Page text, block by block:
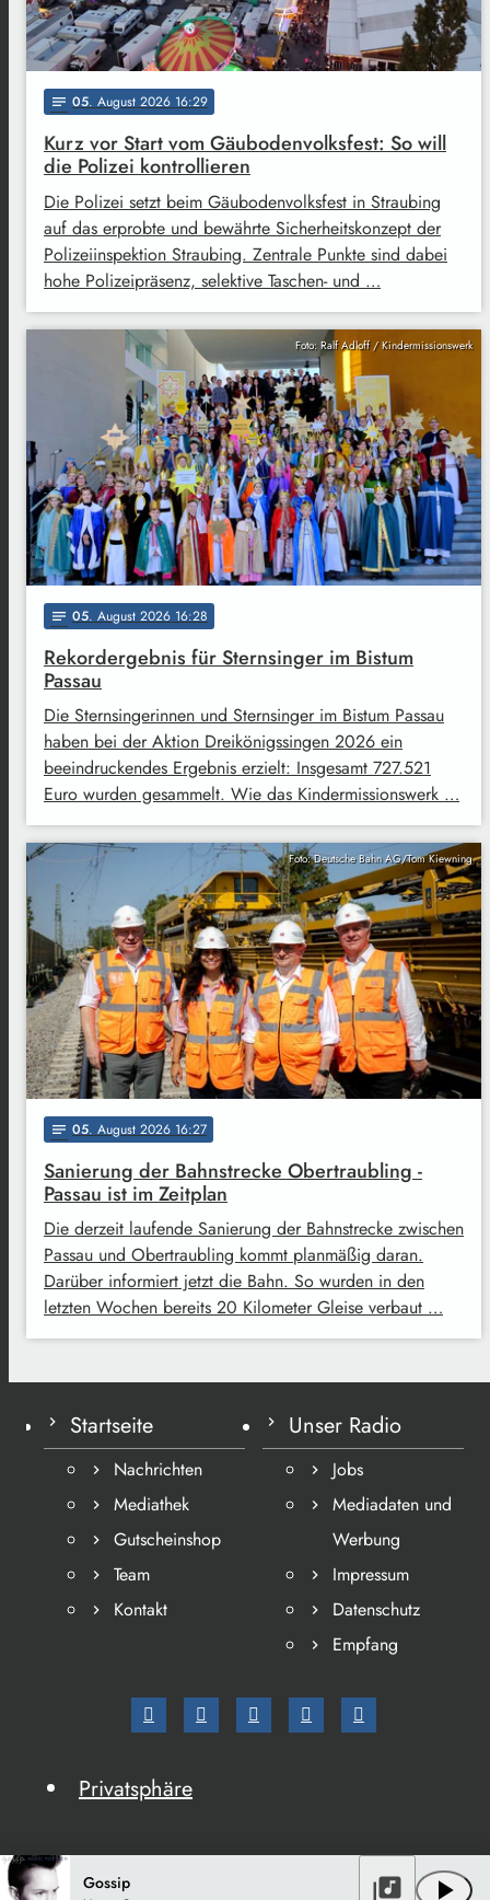
notes 05. August 2026 16:29
Kurz vor Start vom Gäubodenvolksfest: So will
die Polizei kontrollieren
Die Polizei setzt beim Gäubodenvolksfest in Straubing
auf das erprobte und bewährte Sicherheitskonzept der
Polizeiinspektion Straubing. Zentrale Punkte sind dabei
hohe Polizeipräsenz, selektive Taschen- und …
Foto: Ralf Adloff / Kindermissionswerk
notes 05. August 2026 16:28
Rekordergebnis für Sternsinger im Bistum
Passau
Die Sternsingerinnen und Sternsinger im Bistum Passau
haben bei der Aktion Dreikönigssingen 2026 ein
beeindruckendes Ergebnis erzielt: Insgesamt 727.521
Euro wurden gesammelt. Wie das Kindermissionswerk …
Foto: Deutsche Bahn AG/Tom Kiewning
notes 05. August 2026 16:27
Sanierung der Bahnstrecke Obertraubling -
Passau ist im Zeitplan
Die derzeit laufende Sanierung der Bahnstrecke zwischen
Passau und Obertraubling kommt planmäßig daran.
Darüber informiert jetzt die Bahn. So wurden in den
letzten Wochen bereits 20 Kilometer Gleise verbaut …
Startseite
Nachrichten
Mediathek
Gutscheinshop
Team
Kontakt
Unser Radio
Jobs
Mediadaten und
Werbung
Impressum
Datenschutz
Empfang
Privatsphäre
Gossip play_arrow
library_music